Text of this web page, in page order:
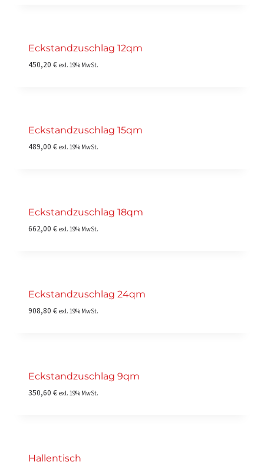
Eckstandzuschlag 12qm
450,20 € exl. 19% MwSt.
Eckstandzuschlag 15qm
489,00 € exl. 19% MwSt.
Eckstandzuschlag 18qm
662,00 € exl. 19% MwSt.
Eckstandzuschlag 24qm
908,80 € exl. 19% MwSt.
Eckstandzuschlag 9qm
350,60 € exl. 19% MwSt.
Hallentisch